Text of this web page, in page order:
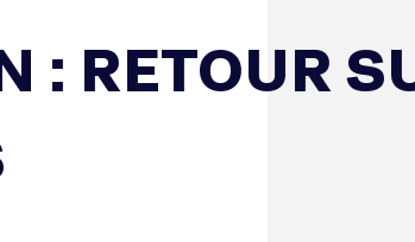
: RETOUR